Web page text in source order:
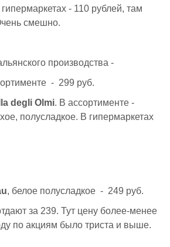
- 110 рублей, там
смешно.
производства -
- 299 руб.
degli Olmi. В ассортименте -
полусладкое. В гипермаркетах
, белое полусладкое - 249 руб.
за 239. Тут цену более-менее
по акциям было триста и выше.